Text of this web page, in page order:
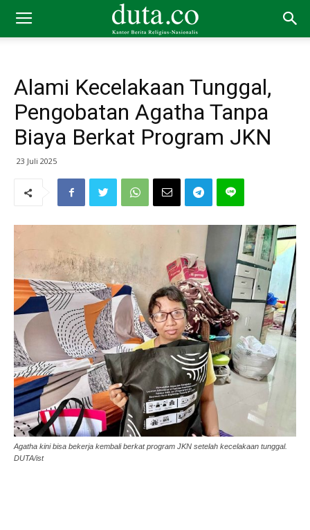
Alami Kecelakaan Tunggal,
Pengobatan Agatha Tanpa
Biaya Berkat Program JKN
23 Juli 2025
Agatha kini bisa bekerja kembali berkat program JKN setelah kecelakaan tunggal.
DUTA/ist